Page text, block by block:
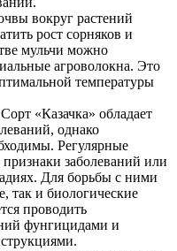
вокруг растений
рост сорняков и
мульчи можно
агроволокна. Это
температуры
«Казачка» обладает
однако
Регулярные
заболеваний или
Для борьбы с ними
так и биологические
проводить
фунгицидами и